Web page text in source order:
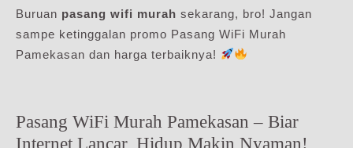
Buruan pasang wifi murah sekarang, bro! Jangan
sampe ketinggalan promo Pasang WiFi Murah
Pamekasan dan harga terbaiknya!
Pasang WiFi Murah Pamekasan – Biar
Internet Lancar, Hidup Makin Nyaman!